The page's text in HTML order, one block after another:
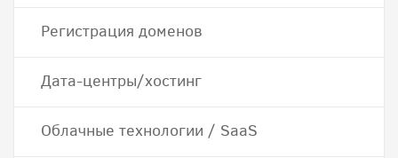
Регистрация доменов
Дата-центры/хостинг
Облачные технологии / SaaS